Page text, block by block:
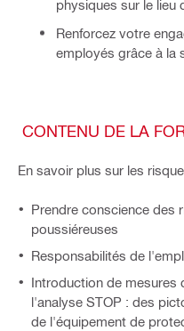
physiques sur le lieu
Renforcez votre
employés grâce à la
CONTENU DE LA
En savoir plus sur les
Prendre conscience des
poussiéreuses
Responsabilités de
Introduction de mesures
l'analyse STOP : des
de l'équipement de